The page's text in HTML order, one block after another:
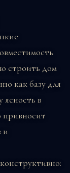
строить дом
как базу для
ясность в
привносит
и